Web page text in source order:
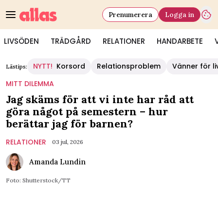
LIVSÖDEN TRÄDGÅRD RELATIONER HANDARBETE
Prenumerera Logga in
Lästips: NYTT! Korsord Relationsproblem
Vänner för
MITT DILEMMA
Jag skäms för att vi inte har råd att
göra något på semestern – hur
berättar jag för barnen?
RELATIONER 03 jul, 2026
Amanda Lundin
Foto: Shutterstock/TT